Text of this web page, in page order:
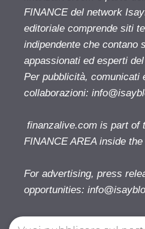
FINANCE del network
editoriale comprende siti
indipendente che contano
appassionati ed esperti
Per pubblicità, comunicati
collaborazioni:
finanzalive.com is part of
FINANCE AREA inside
For advertising, press
opportunities: